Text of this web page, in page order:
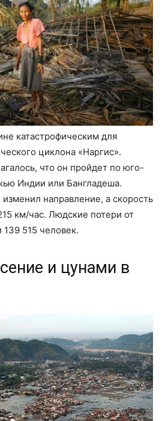
катастрофическим для
циклона «Наргис».
что он пройдет по юго-
Индии или Бангладеша.
направление, а скорость
км/час. Людские потери от
139 515 человек.
и цунами в